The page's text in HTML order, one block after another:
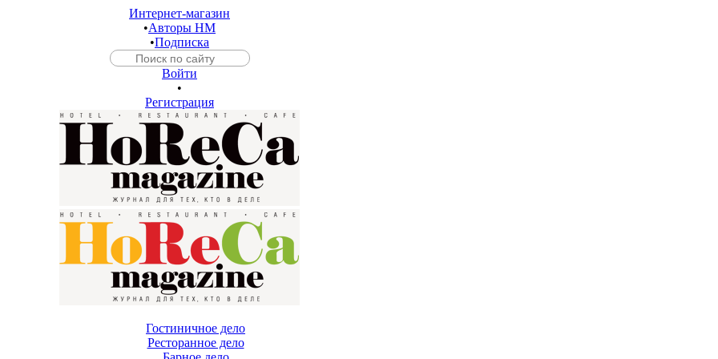
Интернет-магазин
•Авторы HM
•Подписка
Войти
•
Регистрация
Гостиничное дело
Ресторанное дело